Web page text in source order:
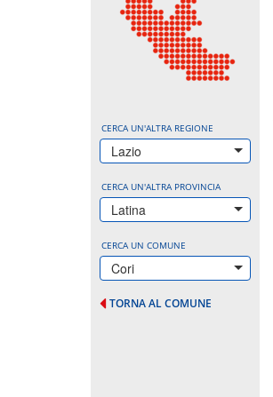
CERCA UN'ALTRA REGIONE
Lazio
CERCA UN'ALTRA PROVINCIA
Latina
CERCA UN COMUNE
Cori
TORNA AL COMUNE